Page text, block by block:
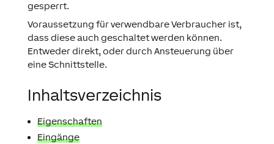
gesperrt.
Voraussetzung für verwendbare Verbraucher ist,
dass diese auch geschaltet werden können.
Entweder direkt, oder durch Ansteuerung über
eine Schnittstelle.
Inhaltsverzeichnis
Eigenschaften
Eingänge